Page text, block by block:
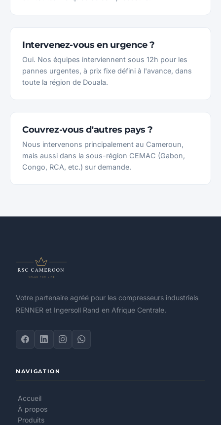
Intervenez-vous en urgence ?
Oui. Nos équipes interviennent sous 12h pour les
pannes urgentes, à prix fixe défini à l'avance, dans
toute la région de Douala.
Couvrez-vous d'autres pays ?
Nous intervenons principalement au Cameroun,
mais aussi dans la sous-région CEMAC (Gabon,
Congo, RCA, etc.) sur demande.
Votre partenaire agréé pour les compresseurs industriels
RENNER et Ingersoll Rand en Afrique Centrale.
NAVIGATION
Accueil
À propos
Produits